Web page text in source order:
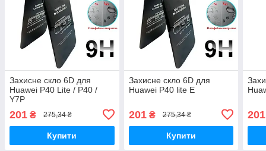
Захисне скло 6D для
Huawei P40 Lite / P40 /
Y7P
201 ₴ 275,34 ₴
Купити
Захисне скло 6D для
Huawei P40 lite E
201₴ 275,34 ₴
Купити
201